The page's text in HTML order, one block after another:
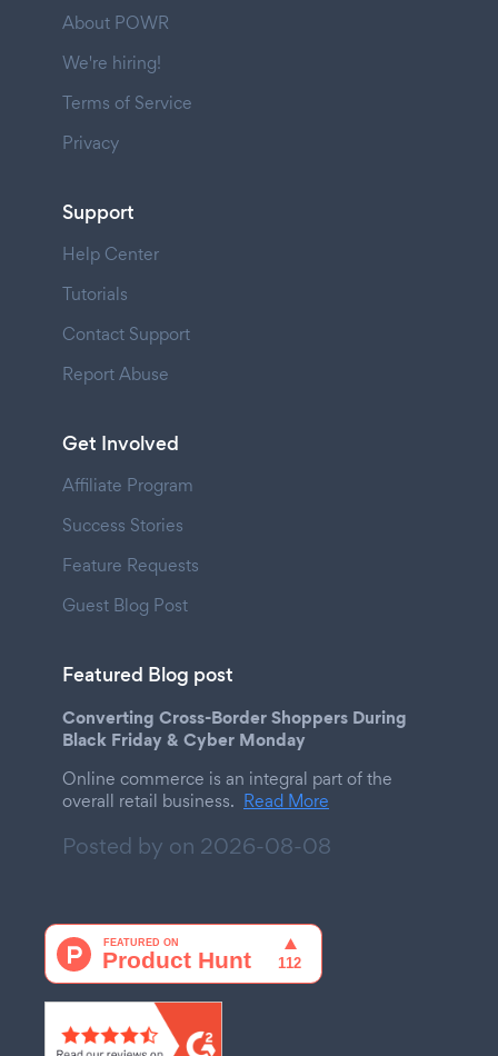
About POWR
We're hiring!
Terms of Service
Privacy
Support
Help Center
Tutorials
Contact Support
Report Abuse
Get Involved
Affiliate Program
Success Stories
Feature Requests
Guest Blog Post
Featured Blog post
Converting Cross-Border Shoppers During
Black Friday & Cyber Monday
Online commerce is an integral part of the
overall retail business. Read More
Posted by on 2026-08-08